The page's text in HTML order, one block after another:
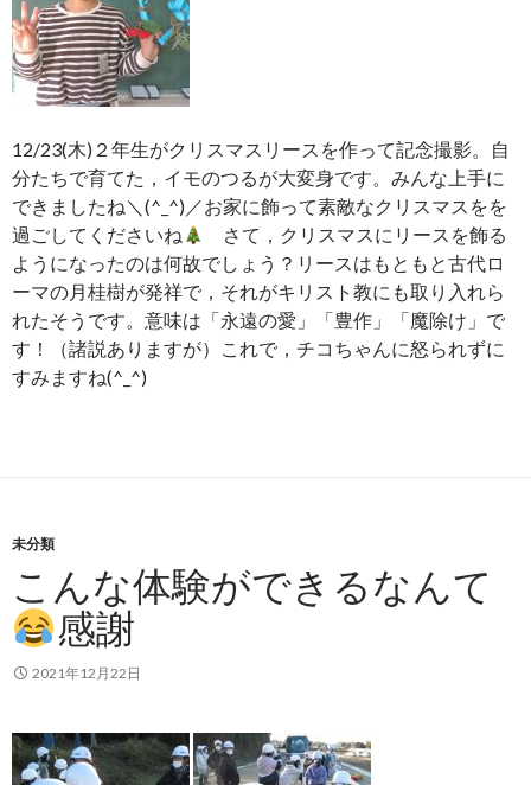
12/23(木)２年生がクリスマスリースを作って記念撮影。自
分たちで育てた，イモのつるが大変身です。みんな上手に
できましたね＼(^_^)／お家に飾って素敵なクリスマスをを
過ごしてくださいね
さて，クリスマスにリースを飾る
ようになったのは何故でしょう？リースはもともと古代ロ
ーマの月桂樹が発祥で，それがキリスト教にも取り入れら
れたそうです。意味は「永遠の愛」「豊作」「魔除け」で
す！（諸説ありますが）これで，チコちゃんに怒られずに
すみますね(^_^)
未分類
こんな体験ができるなんて
感謝
2021年12月22日